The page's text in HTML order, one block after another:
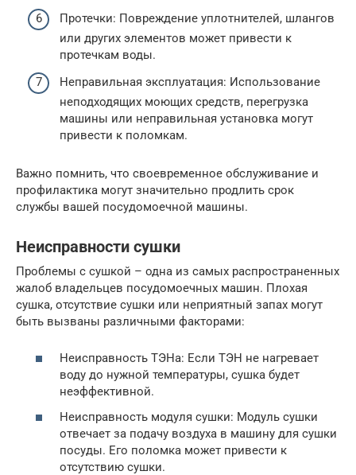
Протечки: Повреждение уплотнителей, шлангов
или других элементов может привести к
протечкам воды.
Неправильная эксплуатация: Использование
неподходящих моющих средств, перегрузка
машины или неправильная установка могут
привести к поломкам.
Важно помнить, что своевременное обслуживание и
профилактика могут значительно продлить срок
службы вашей посудомоечной машины.
Неисправности сушки
Проблемы с сушкой – одна из самых распространенных
жалоб владельцев посудомоечных машин. Плохая
сушка, отсутствие сушки или неприятный запах могут
быть вызваны различными факторами:
Неисправность ТЭНа: Если ТЭН не нагревает
воду до нужной температуры, сушка будет
неэффективной.
Неисправность модуля сушки: Модуль сушки
отвечает за подачу воздуха в машину для сушки
посуды. Его поломка может привести к
отсутствию сушки.